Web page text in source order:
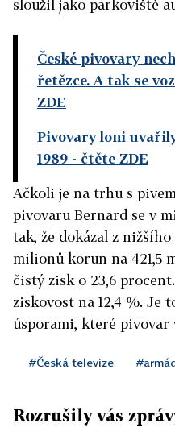
sloužil jako parkoviště
České pivovary
řetězce. A tak se
ZDE
Pivovary loni
1989 - čtěte ZDE
Ačkoli je na trhu s
pivovaru Bernard se v
tak, že dokázal z
milionů korun na 421,5
čistý zisk o 23,6
ziskovost na 12,4 %. Je
úsporami, které pivovar
#Česká televize
Rozrušily vás